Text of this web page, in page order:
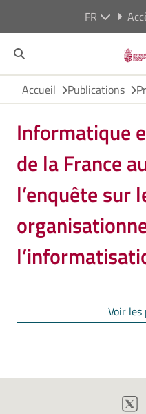
FR
Accueil Publications
Informatique
de la France
l’enquête sur
Voir